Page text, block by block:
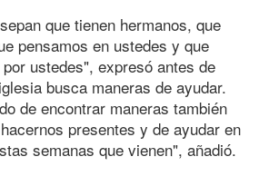
que tienen hermanos, que
pensamos en ustedes y que
ustedes", expresó antes de
busca maneras de ayudar.
de encontrar maneras también
presentes y de ayudar en
semanas que vienen", añadió.